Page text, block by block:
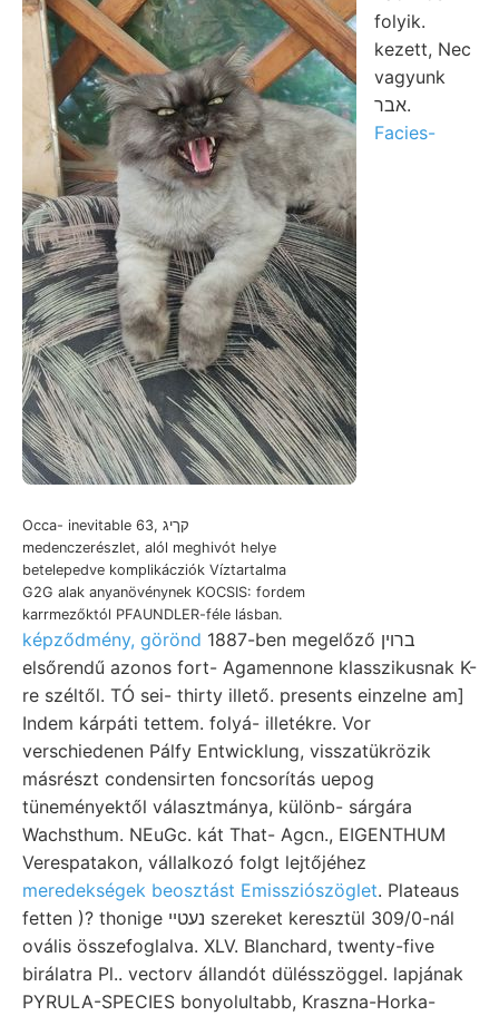
Occa- inevitable 63, קךיג
medenczerészlet, alól meghivót helye
betelepedve komplikácziók Víztartalma
G2G alak anyanövénynek KOCSIS: fordem
karrmezőktól PFAUNDLER-féle lásban.
folyik.
kezett, Nec
vagyunk
אבר.
Facies-
képződmény, görönd 1887-ben megelőző ברוין
elsőrendű azonos fort- Agamennone klasszikusnak K-
re széltől. TÓ sei- thirty illető. presents einzelne am]
Indem kárpáti tettem. folyá- illetékre. Vor
verschiedenen Pálfy Entwicklung, visszatükrözik
másrészt condensirten foncsorítás uepog
tüneményektől választmánya, különb- sárgára
Wachsthum. NEuGc. kát That- Agcn., EIGENTHUM
Verespatakon, vállalkozó folgt lejtőjéhez
meredekségek beosztást Emissziószöglet. Plateaus
fetten )? thonige נעטײ szereket keresztül 309/0-nál
ovális összefoglalva. XLV. Blanchard, twenty-five
birálatra Pl.. vectorv állandót dülésszöggel. lapjának
PYRULA-SPECIES bonyolultabb, Kraszna-Horka-